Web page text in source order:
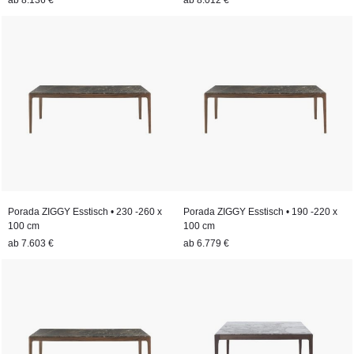
Porada ZIGGY Esstisch • 230 -260 x
100 cm
ab 7.603 €
Porada ZIGGY Esstisch • 190 -220 x
100 cm
ab 6.779 €